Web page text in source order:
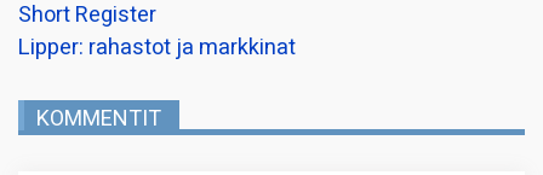
Short Register
Lipper: rahastot ja markkinat
KOMMENTIT